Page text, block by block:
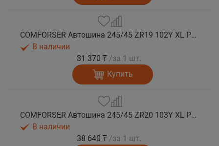
COMFORSER Автошина 245/45 ZR19 102Y XL PURESPEED лето
В наличии
31 370 ₸ /за 1 шт.
Купить
COMFORSER Автошина 245/45 ZR20 103Y XL PURESPEED лето
В наличии
38 640 ₸ /за 1 шт.